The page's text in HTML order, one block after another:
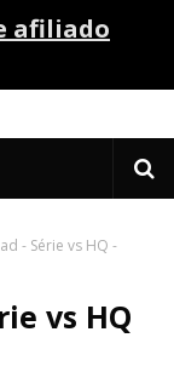
afiliado
- Série vs HQ -
vs HQ